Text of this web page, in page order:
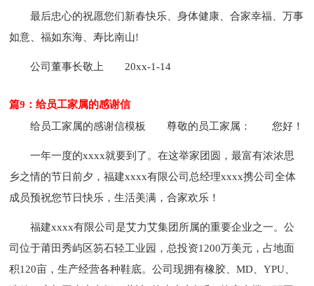
最后忠心的祝愿您们新春快乐、身体健康、合家幸福、万事
如意、福如东海、寿比南山!
公司董事长敬上 20xx-1-14
篇9：给员工家属的感谢信
给员工家属的感谢信模板
尊敬的员工家属： 您好！
一年一度的xxxx就要到了。在这举家团圆，最富有浓浓思
乡之情的节日前夕，福建xxxx有限公司总经理xxxx携公司全体
成员预祝您节日快乐，生活美满，合家欢乐！
福建xxxx有限公司是艾力艾集团所属的重要企业之一。公
司位于莆田秀屿区笏石轻工业园，总投资1200万美元，占地面
积120亩，生产经营各种鞋底。公司现拥有橡胶、MD、YPU、